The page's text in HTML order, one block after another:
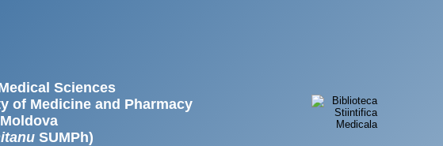
Sciences
of Medicine and Pharmacy
SUMPh)